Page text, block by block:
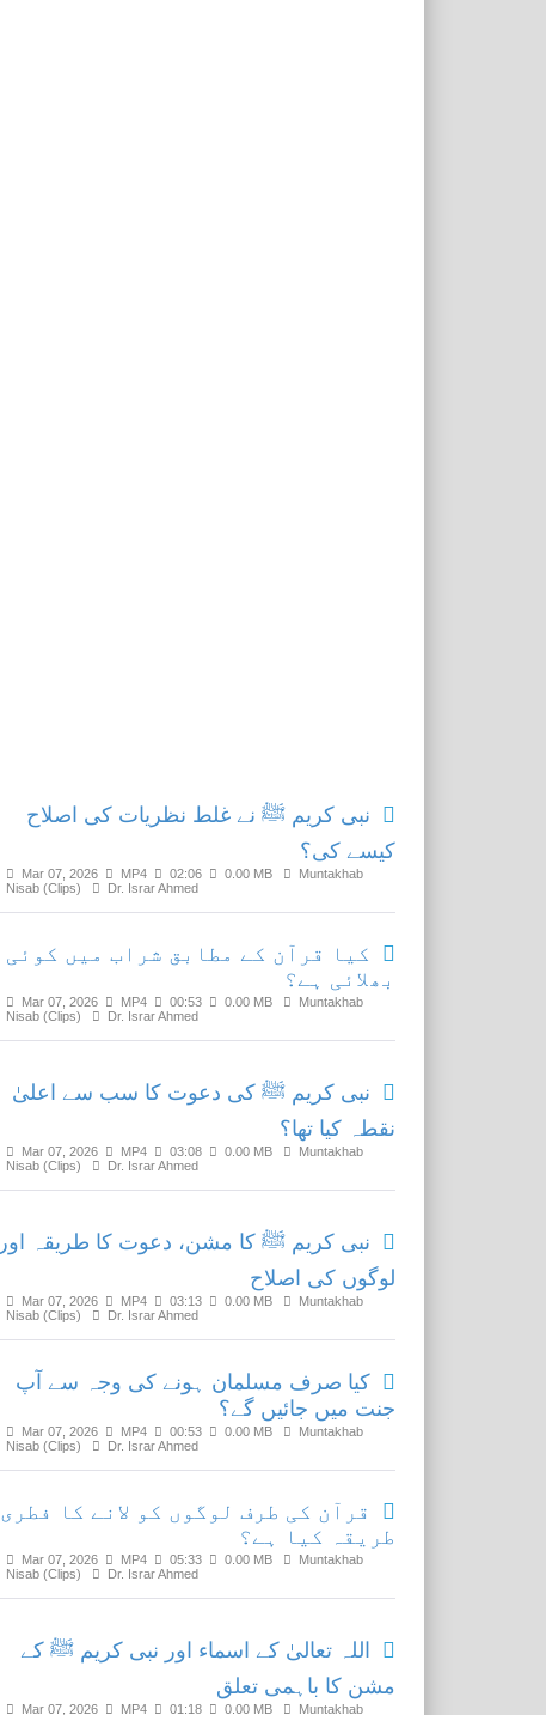
نبی کریم ﷺ نے غلط نظریات کی اصلاح
کیسے کی؟
Mar 07, 2026 MP4 02:06 0.00 MB
Muntakhab
Nisab (Clips)
Dr. Israr Ahmed
کیا قرآن کے مطابق شراب میں کوئی
بھلائی ہے؟
Mar 07, 2026 MP4 00:53 0.00 MB
Muntakhab
Nisab (Clips)
Dr. Israr Ahmed
نبی کریم ﷺ کی دعوت کا سب سے اعلیٰ
نقطہ کیا تھا؟
Mar 07, 2026 MP4 03:08 0.00 MB
Muntakhab
Nisab (Clips)
Dr. Israr Ahmed
نبی کریم ﷺ کا مشن، دعوت کا طریقہ اور
لوگوں کی اصلاح
Mar 07, 2026 MP4 03:13 0.00 MB
Muntakhab
Nisab (Clips)
Dr. Israr Ahmed
کیا صرف مسلمان ہونے کی وجہ سے آپ
جنت میں جائیں گے؟
Mar 07, 2026 MP4 00:53 0.00 MB
Muntakhab
Nisab (Clips)
Dr. Israr Ahmed
قرآن کی طرف لوگوں کو لانے کا فطری
طریقہ کیا ہے؟
Mar 07, 2026 MP4 05:33 0.00 MB
Muntakhab
Nisab (Clips)
Dr. Israr Ahmed
اللہ تعالیٰ کے اسماء اور نبی کریم ﷺ کے
مشن کا باہمی تعلق
Mar 07, 2026 MP4 01:18 0.00 MB
Muntakhab